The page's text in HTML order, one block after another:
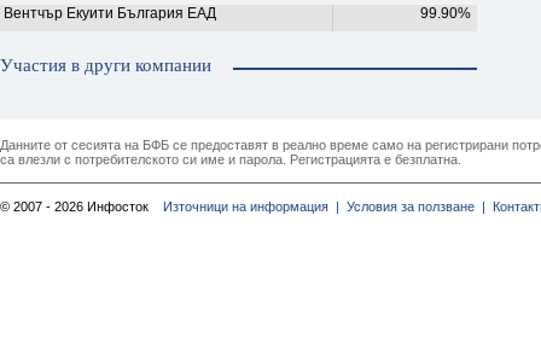
Вентчър Екуити България ЕАД 99.90%
Участия в други компании
Данните от сесията на БФБ се предоставят в реално време само на регистрирани
са влезли с потребителското си име и парола. Регистрацията е безплатна.
© 2007 - 2026 Инфосток Източници на информация | Условия за ползване |